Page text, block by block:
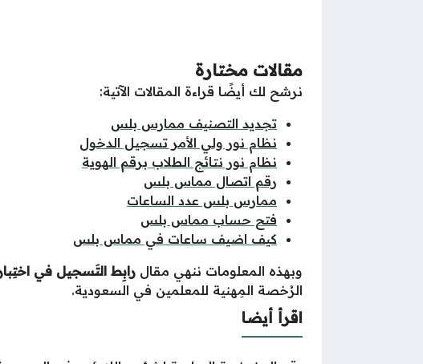
مقالات مختارة
نرشح لك أيضًا قراءة المقالات الآتية:
تجديد التصنيف ممارس بلس
نظام نور ولي الأمر تسجيل الدخول
نظام نور نتائج الطلاب برقم الهوية
رقم اتصال مماس بلس
ممارس بلس عدد الساعات
فتح حساب مماس بلس
كيف اضيف ساعات في مماس بلس
وبهذه المعلومات ننهي مقال رابِط التَسجيل في
الرُخصة المِهنية للمعلمين في السعودية.
اقرأ أيضا